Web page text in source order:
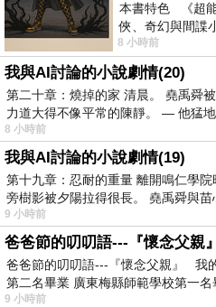
本書特色 《超
俠、奇幻與間諜
滸》系列第四部
8 小時前
我與AI討論的小說劇情(20)
第二十章：燒掉的家 清晨。 堯禹舜
力道大得不像平常的陳靜。 — 他猛
8 小時前
我與AI討論的小說劇情(19)
第十九章：忍耐的重量 離開鳴仁學
旁樹影被夕陽拉得很長。 堯禹舜與
9 小時前
爸爸節的叨叨語---『懷念父親』
爸爸節的叨叨語---『懷念父親』 我
第二名畢業 廣東梅縣師範學校第一
9 小時前